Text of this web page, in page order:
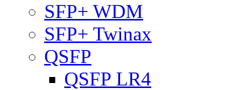
SFP+ WDM
SFP+ Twinax
QSFP
QSFP LR4